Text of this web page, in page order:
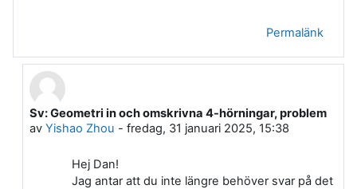
Permalänk
Som svar till Dan Bergman
Sv: Geometri in och omskrivna 4-hörningar, problem
avYishao Zhou -fredag, 31 januari 2025, 15:38
Hej Dan!
Jag antar att du inte längre behöver svar på det